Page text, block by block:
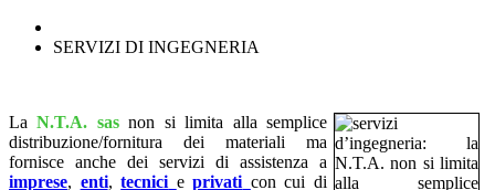
SERVIZI DI INGEGNERIA
LaN.T.A. sasnon si limita alla semplice
distribuzione/fornitura dei materiali ma
fornisce anche dei servizi di assistenza a
imprese, enti,tecnici eprivati con cui di